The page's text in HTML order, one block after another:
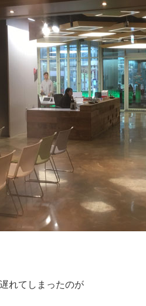
れてしまったのが